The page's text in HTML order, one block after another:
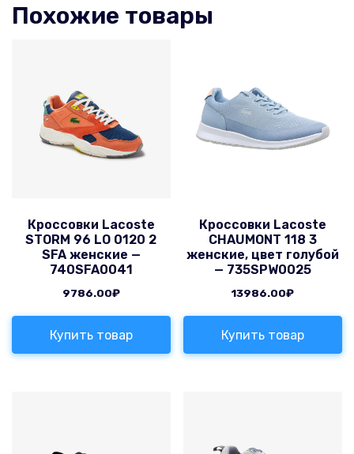
Похожие товары
Кроссовки Lacoste
STORM 96 LO 0120 2
SFA женские —
740SFA0041
9786.00₽
Купить товар
Кроссовки Lacoste
CHAUMONT 118 3
женские, цвет голубой
— 735SPW0025
13986.00₽
Купить товар